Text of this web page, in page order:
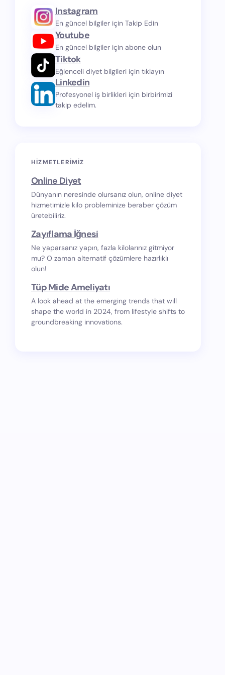
Instagram
En güncel bilgiler için Takip Edin
Youtube
En güncel bilgiler için abone olun
Tiktok
Eğlenceli diyet bilgileri için tıklayın
Linkedin
Profesyonel iş birlikleri için birbirimizi
takip edelim.
HIZMETLERIMIZ
Online Diyet
Dünyanın neresinde olursanız olun, online diyet
hizmetimizle kilo probleminize beraber çözüm
üretebiliriz.
Zayıflama İğnesi
Ne yaparsanız yapın, fazla kilolarınız gitmiyor
mu? O zaman alternatif çözümlere hazırlıklı
olun!
Tüp Mide Ameliyatı
A look ahead at the emerging trends that will
shape the world in 2024, from lifestyle shifts to
groundbreaking innovations.